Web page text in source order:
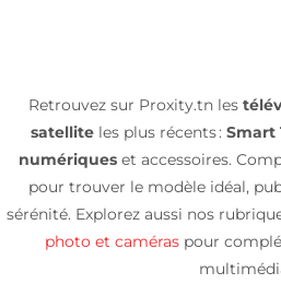
Retrouvez sur Proxity.tn les
satelliteles plus récents : Smart
numériques et accessoires.
pour trouver le modèle idéal,
sérénité. Explorez aussi nos
photo et caméraspour